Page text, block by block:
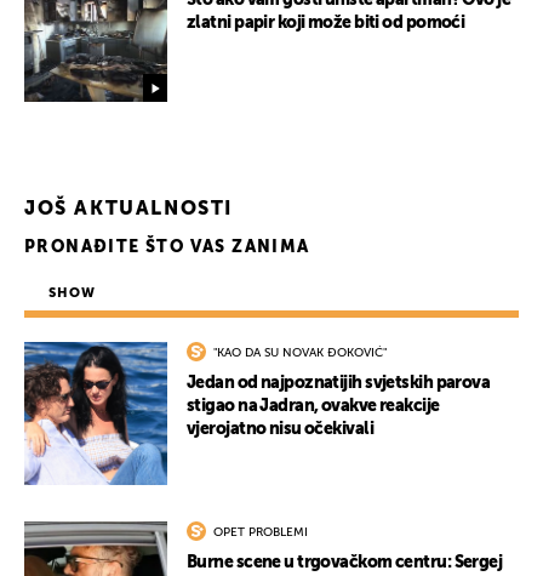
zlatni papir koji može biti od pomoći
JOŠ AKTUALNOSTI
PRONAĐITE ŠTO VAS ZANIMA
SHOW
"KAO DA SU NOVAK ĐOKOVIĆ"
Jedan od najpoznatijih svjetskih parova
stigao na Jadran, ovakve reakcije
vjerojatno nisu očekivali
OPET PROBLEMI
Burne scene u trgovačkom centru: Sergej